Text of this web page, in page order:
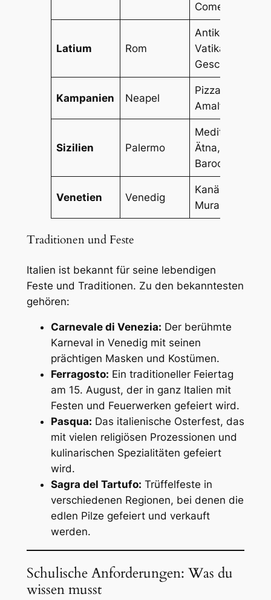
Comer See
Latium Rom
Antike Ruinen,
Vatikanstadt,
Geschichte
Kampanien Neapel
Pizza, Pompeji,
Amalfiküste
Sizilien Palermo
Mediterrane
Ätna,
Venetien Venedig
Kanäle,
Murano-Glas
Traditionen und Feste
Italien ist bekannt für seine lebendigen
Feste und Traditionen. Zu den bekanntesten
gehören:
Carnevale di Venezia: Der berühmte
Karneval in Venedig mit seinen
prächtigen Masken und Kostümen.
Ferragosto: Ein traditioneller Feiertag
am 15. August, der in ganz Italien mit
Festen und Feuerwerken gefeiert wird.
Pasqua: Das italienische Osterfest, das
mit vielen religiösen Prozessionen und
kulinarischen Spezialitäten gefeiert
wird.
Sagra del Tartufo: Trüffelfeste in
verschiedenen Regionen, bei denen die
edlen Pilze gefeiert und verkauft
werden.
Schulische Anforderungen: Was du
wissen musst